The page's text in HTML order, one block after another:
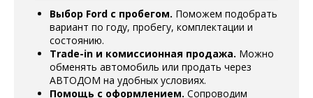
Выбор Ford с пробегом. Поможем подобрать
вариант по году, пробегу, комплектации и
состоянию.
Trade-in и комиссионная продажа. Можно
обменять автомобиль или продать через
АВТОДОМ на удобных условиях.
Помощь с оформлением. Сопроводим